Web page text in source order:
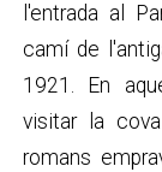
l'entrada al
camí de
1921. En
visitar la
romans